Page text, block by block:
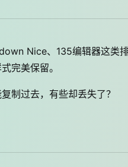
Nice、135编辑器这类
完美保留。
制过去，有些却丢失了？